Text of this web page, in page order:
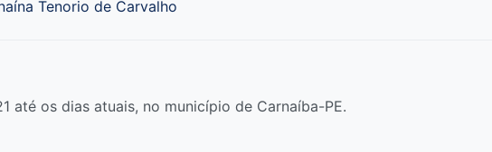
Tenorio de Carvalho
até os dias atuais, no município de Carnaíba-PE.